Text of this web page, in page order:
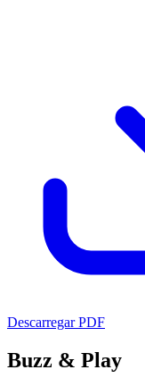
Descarregar PDF
Buzz & Play